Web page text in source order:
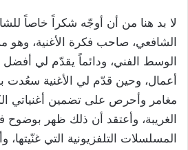
لا بد هنا من أن أوجّه شكراً خاصاً
الشافعي، صاحب فكرة الأغنية،
الوسط الفني، ودائماً يقدّم لي
أعمال، وحين قدّم لي الأغنية سعُدت
مغامر وأحرص على تضمين أغنياتي
الغريبة، وأعتقد أن ذلك ظهر
المسلسلات التلفزيونية التي